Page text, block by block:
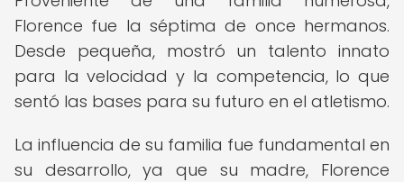
Florence fue la séptima de once hermanos.
Desde pequeña, mostró un talento innato
para la velocidad y la competencia, lo que
sentó las bases para su futuro en el atletismo.
La influencia de su familia fue fundamental en
su desarrollo, ya que su madre, Florence